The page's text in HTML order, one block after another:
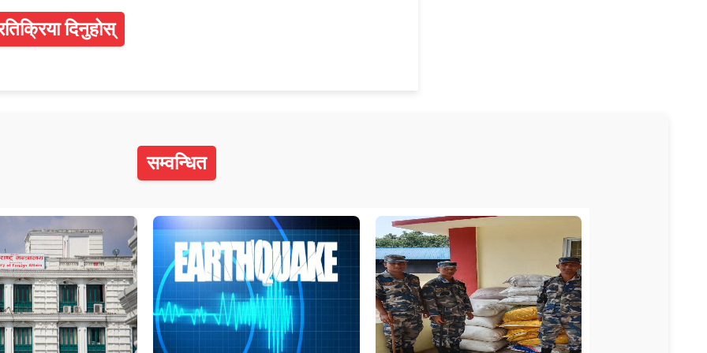
दिनुहोस्
सम्वन्धित